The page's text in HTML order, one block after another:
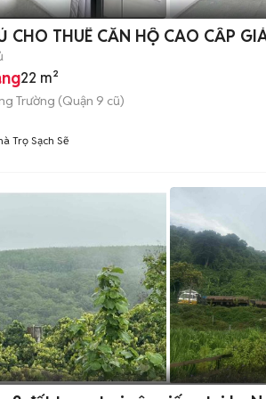
CHO THUÊ CĂN HỘ CAO CẤP
22 m²
Trường (Quận 9 cũ)
Trọ Sạch Sẽ